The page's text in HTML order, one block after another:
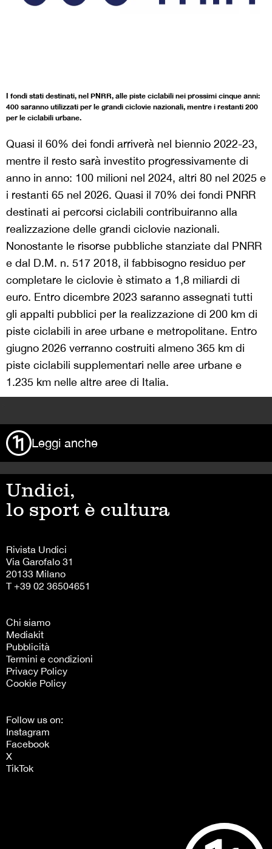
I fondi stati destinati, nel PNRR, alle piste ciclabili nei prossimi cinque anni:
400 saranno utilizzati per le grandi ciclovie nazionali, mentre i restanti 200
per le ciclabili urbane.
Quasi il 60% dei fondi arriverà nel biennio 2022-23,
mentre il resto sarà investito progressivamente di
anno in anno: 100 milioni nel 2024, altri 80 nel 2025 e
i restanti 65 nel 2026. Quasi il 70% dei fondi PNRR
destinati ai percorsi ciclabili contribuiranno alla
realizzazione delle grandi ciclovie nazionali.
Nonostante le risorse pubbliche stanziate dal PNRR
e dal D.M. n. 517 2018, il fabbisogno residuo per
completare le ciclovie è stimato a 1,8 miliardi di
euro. Entro dicembre 2023 saranno assegnati tutti
gli appalti pubblici per la realizzazione di 200 km di
piste ciclabili in aree urbane e metropolitane. Entro
giugno 2026 verranno costruiti almeno 365 km di
piste ciclabili supplementari nelle aree urbane e
1.235 km nelle altre aree di Italia.
Leggi anche
Undici,
lo sport è cultura
Rivista Undici
Via Garofalo 31
20133 Milano
T +39 02 36504651
Chi siamo
Mediakit
Pubblicità
Termini e condizioni
Privacy Policy
Cookie Policy
Follow us on:
Instagram
Facebook
X
TikTok